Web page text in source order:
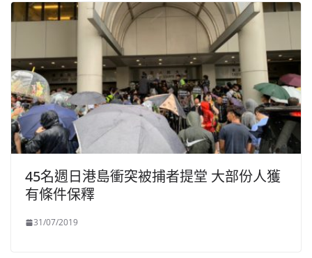
45名週日港島衝突被捕者提堂 大部份人獲
有條件保釋
31/07/2019